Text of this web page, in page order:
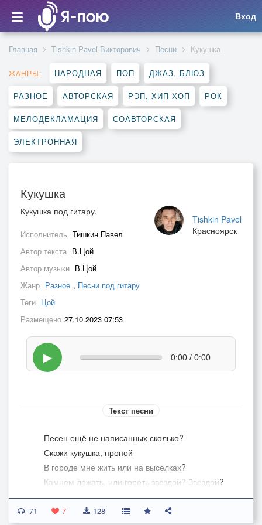
Вход
Главная Tishkin Pavel Викторович Песни Кукушка
ЖАНРЫ: НАРОДНАЯ ПОП ДЖАЗ, БЛЮЗ
РАЗНОЕ АВТОРСКАЯ РЭП, ХИП-ХОП РОК
МЕЛОДЕКЛАМАЦИЯ СОАВТОРСКАЯ
ЭЛЕКТРОННАЯ
Кукушка
Tishkin Pavel
Красноярск
Кукушка под гитару.
Исполнитель Тишкин Павел
Автор текста В.Цой
Автор музыки В.Цой
Жанр Разное , Песни под гитару
Теги Цой
Размещено 27.10.2023 07:53
▶ 0:00 / 0:00
Текст песни
Песен ещё не написанных сколько?
Скажи кукушка, пропой
В городе мне жить или на выселках?
Камнем лежать, или гореть звездой? Звездой?
Солнце моё, взгляни на меня
Моя ладонь превратилась в кулак
71 7 128